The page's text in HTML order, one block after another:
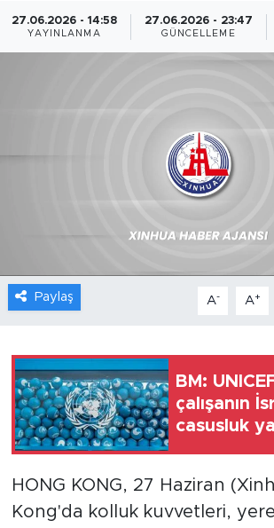
27.06.2026 - 14:58
YAYINLANMA
27.06.2026 - 23:47
GÜNCELLEME
Paylaş A- A+
BM:
çalışanın
casusluk
HONG KONG, 27 Haziran
Kong'da kolluk kuvvetleri,
Yaşam
Sağlık
Foto Haber
Xinhua Türkiye
Seyahat